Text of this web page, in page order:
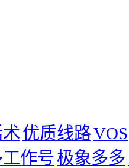
优质线路VOS
作号极象多多